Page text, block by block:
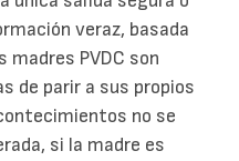
veraz, basada
PVDC son
de parir a sus propios
no se
si la madre es